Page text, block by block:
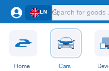
EN
Home Cars